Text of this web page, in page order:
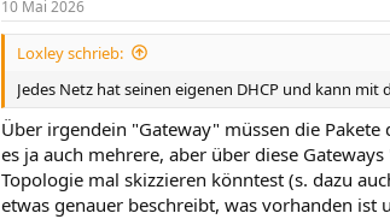
10 Mai 2026
Loxley schrieb:
Jedes Netz hat seinen eigenen DHCP und kann
Über irgendein "Gateway" müssen die
es ja auch mehrere, aber über diese
Topologie mal skizzieren könntest (s. dazu
etwas genauer beschreibt, was vorhanden ist